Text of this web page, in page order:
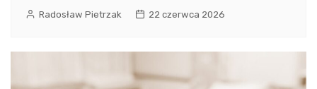
Radosław Pietrzak 22 czerwca 2026